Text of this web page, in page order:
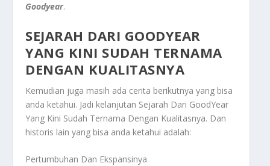
Goodyear.
SEJARAH DARI GOODYEAR
YANG KINI SUDAH TERNAMA
DENGAN KUALITASNYA
Kemudian juga masih ada cerita berikutnya yang bisa
anda ketahui. Jadi kelanjutan Sejarah Dari GoodYear
Yang Kini Sudah Ternama Dengan Kualitasnya. Dan
historis lain yang bisa anda ketahui adalah:
Pertumbuhan Dan Ekspansinya